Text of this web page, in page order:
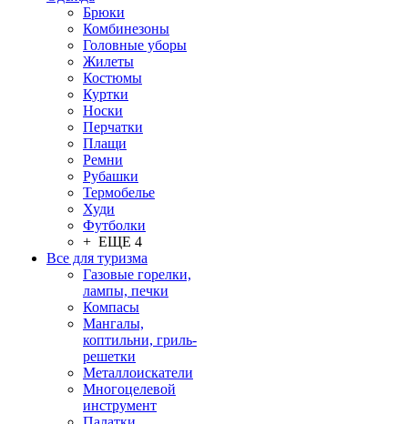
Брюки
Комбинезоны
Головные уборы
Жилеты
Костюмы
Куртки
Носки
Перчатки
Плащи
Ремни
Рубашки
Термобелье
Худи
Футболки
+ ЕЩЕ 4
Все для туризма
Газовые горелки,
лампы, печки
Компасы
Мангалы,
коптильни, гриль-
решетки
Металлоискатели
Многоцелевой
инструмент